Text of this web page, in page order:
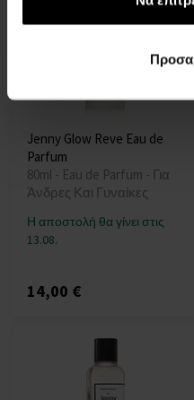
Jenny Glow Reve Eau de
Parfum
80ml - Eau de Parfum - Για
Άνδρες Και Γυναίκες
Η αποστολή θα γίνει στις
13.08.
14,00 €